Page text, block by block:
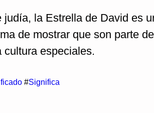
judía, la Estrella de David es
de mostrar que son parte
cultura especiales.
#Significa